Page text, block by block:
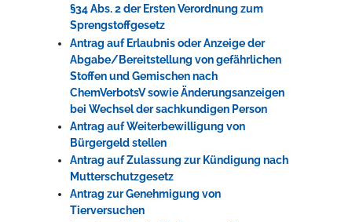
§34 Abs. 2 der Ersten Verordnung zum
Sprengstoffgesetz
Antrag auf Erlaubnis oder Anzeige der
Abgabe/Bereitstellung von gefährlichen
Stoffen und Gemischen nach
ChemVerbotsV sowie Änderungsanzeigen
bei Wechsel der sachkundigen Person
Antrag auf Weiterbewilligung von
Bürgergeld stellen
Antrag auf Zulassung zur Kündigung nach
Mutterschutzgesetz
Antrag zur Genehmigung von
Tierversuchen